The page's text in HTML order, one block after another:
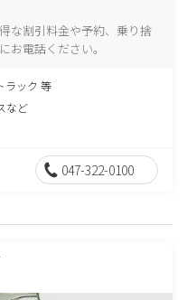
な割引料金や予約、乗り捨
お電話ください。
ラック 等
など
047-322-0100